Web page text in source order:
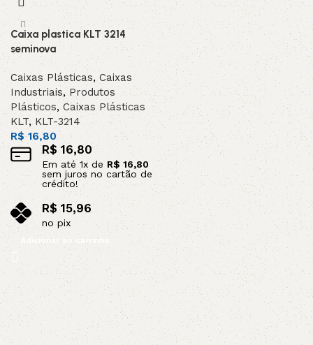
Caixa plastica KLT 3214
seminova
Caixas Plásticas,Caixas
Industriais,Produtos
Plásticos,Caixas Plásticas
KLT, KLT-3214
R$16,80
R$ 16,80
Em até 1x de R$16,80
sem juros no cartão de
crédito!
R$15,96
no pix
Adicionar ao carrinho